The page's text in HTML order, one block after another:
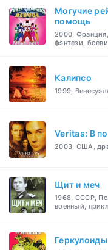
Могучие
помощь
2000,
фэнтези,
Калипсо
1999,
Veritas: В
2003, США,
Щит и меч
1968, СССР,
военный,
Геркулоиды